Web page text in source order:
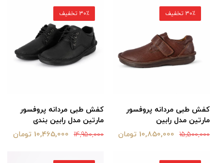
کفش طبی مردانه پروفسور
مارتین مدل رابین
15,500,000 10,850,000 تومان
30٪ تخفیف
کفش طبی مردانه پروفسور
مارتین مدل رابین بندی
14,950,000 10,465,000 تومان
30٪ تخفیف